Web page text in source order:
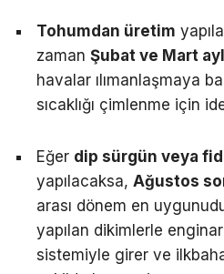
Tohumdan üretim
zaman Şubat ve Mart
havalar ılımanlaşmaya
sıcaklığı çimlenme için
Eğer dip sürgün veya
yapılacaksa, Ağustos
arası dönem en
yapılan dikimlerle
sistemiyle girer ve